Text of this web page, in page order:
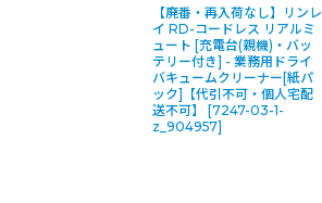
【廃番・再入荷なし】リンレ
イ RD-コードレス リアルミ
ュート [充電台(親機)・バッ
テリー付き] - 業務用ドライ
バキュームクリーナー[紙パ
ック]【代引不可・個人宅配
送不可】
[7247-03-1-
z_904957]